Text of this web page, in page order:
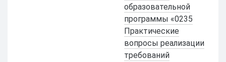
образовательной
программы «0235
Практические
вопросы реализации
требований